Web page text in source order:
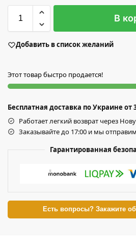
В
Добавить в список желаний
Этот товар быстро продается!
Бесплатная доставка по Украине от
Работает легкий возврат через
Заказывайте до 17:00 и мы
Гарантированная
Есть вопросы? Закажите